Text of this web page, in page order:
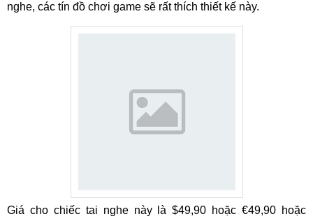
nghe, các tín đồ chơi game sẽ rất thích thiết kế này.
Giá cho chiếc tai nghe này là $49,90 hoặc €49,90 hoặc